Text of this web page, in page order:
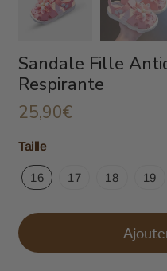
Sandale Fille
Respirante
25,90€
price
Taille
16 17 18 19